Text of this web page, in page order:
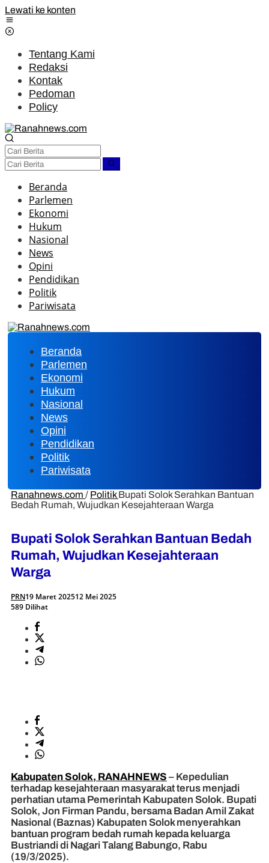
Lewati ke konten
Tentang Kami
Redaksi
Kontak
Pedoman
Policy
Beranda
Parlemen
Ekonomi
Hukum
Nasional
News
Opini
Pendidikan
Politik
Pariwisata
Beranda
Parlemen
Ekonomi
Hukum
Nasional
News
Opini
Pendidikan
Politik
Pariwisata
Ranahnews.com / Politik Bupati Solok Serahkan Bantuan
Bedah Rumah, Wujudkan Kesejahteraan Warga
Bupati Solok Serahkan Bantuan Bedah
Rumah, Wujudkan Kesejahteraan
Warga
PRN19 Maret 202512 Mei 2025
589 Dilihat
Kabupaten Solok, RANAHNEWS – Kepedulian
terhadap kesejahteraan masyarakat terus menjadi
perhatian utama Pemerintah Kabupaten Solok. Bupati
Solok, Jon Firman Pandu, bersama Badan Amil Zakat
Nasional (Baznas) Kabupaten Solok menyerahkan
bantuan program bedah rumah kepada keluarga
Bustriandi di Nagari Talang Babungo, Rabu
(19/3/2025).